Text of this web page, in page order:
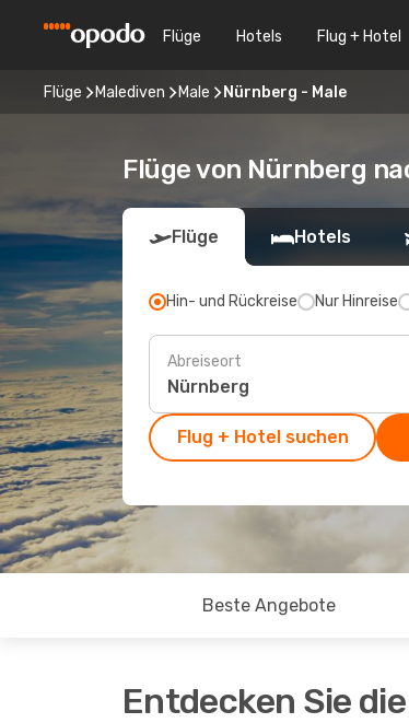
Flüge Hotels Flug + Hotel
Flüge Malediven Male Nürnberg - Male
Flüge von Nürnberg
Flüge Hotels
Hin- und Rückreise Nur Hinreise
Abreiseort
Flug + Hotel suchen
Beste Angebote
Entdecken Sie